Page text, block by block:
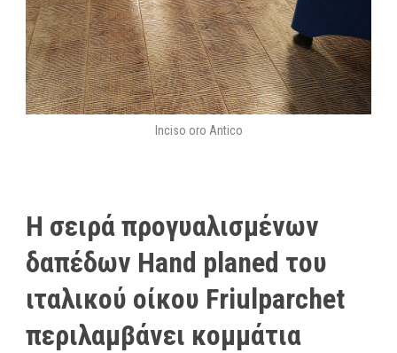
Inciso oro Antico
Η σειρά προγυαλισμένων
δαπέδων Hand planed του
ιταλικού οίκου Friulparchet
περιλαμβάνει κομμάτια